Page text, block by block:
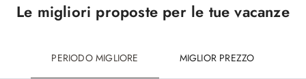
Le migliori proposte per le tue vacanze
PERIODO MIGLIORE MIGLIOR PREZZO